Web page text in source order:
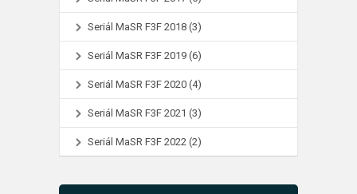
Seriál MaSR F3F 2018 (3)
Seriál MaSR F3F 2019 (6)
Seriál MaSR F3F 2020 (4)
Seriál MaSR F3F 2021 (3)
Seriál MaSR F3F 2022 (2)